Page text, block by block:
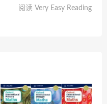
阅读 Very Easy Reading